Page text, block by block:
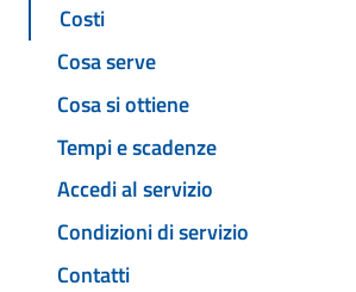
Costi
Cosa serve
Cosa si ottiene
Tempi e scadenze
Accedi al servizio
Condizioni di servizio
Contatti